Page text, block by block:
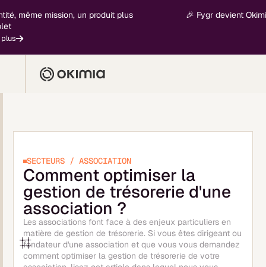
mission, un produit plus 🎉 Fygr devient Okimia -
SECTEURS / ASSOCIATION
Comment optimiser la
gestion de trésorerie d'une
association ?
Les associations font face à des enjeux particuliers en
matière de gestion de trésorerie. Si vous êtes dirigeant ou
fondateur d'une association et que vous vous demandez
comment optimiser la gestion de trésorerie de votre